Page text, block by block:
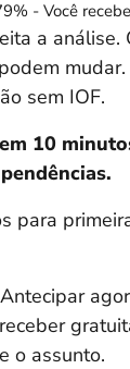
- Você
a análise.
sem IOF.
10
para
o assunto.